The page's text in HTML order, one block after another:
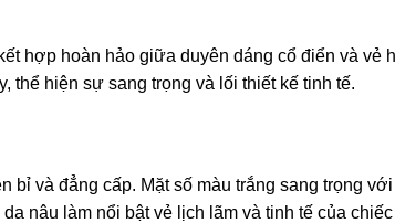
hợp hoàn hảo giữa duyên dáng cổ điển và vẻ
thể hiện sự sang trọng và lối thiết kế tinh tế.
và đẳng cấp. Mặt số màu trắng sang trọng
nâu làm nổi bật vẻ lịch lãm và tinh tế của